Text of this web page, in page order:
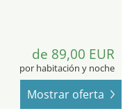
de 89,00 EUR
por habitación y noche
Mostrar oferta